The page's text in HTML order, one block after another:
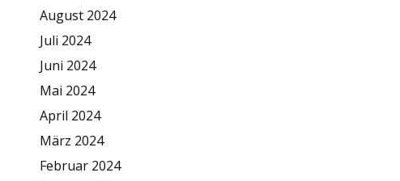
August 2024
Juli 2024
Juni 2024
Mai 2024
April 2024
März 2024
Februar 2024